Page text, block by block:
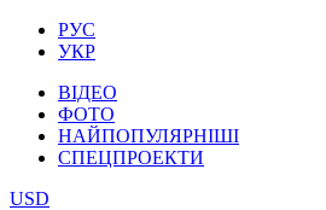
РУС
УКР
ВІДЕО
ФОТО
НАЙПОПУЛЯРНІШІ
СПЕЦПРОЕКТИ
USD